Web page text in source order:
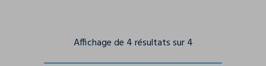
Affichage de 4 résultats sur 4